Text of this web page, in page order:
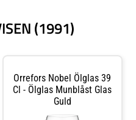
(1991)
Orrefors Nobel Ölglas 39
Cl - Ölglas Munblåst Glas
Guld